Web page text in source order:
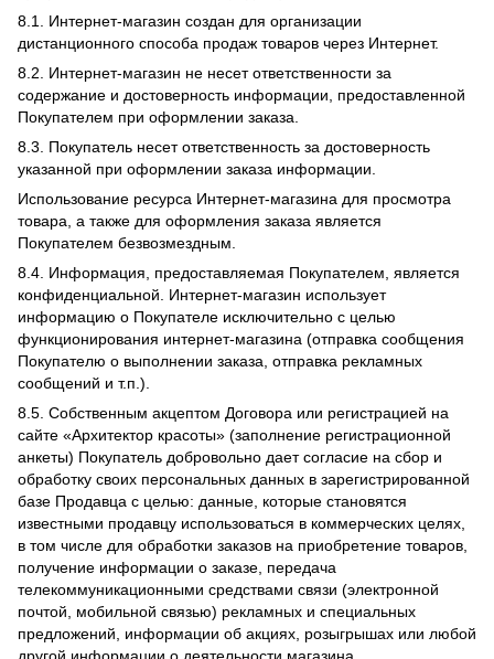
8.1. Интернет-магазин создан для организации
дистанционного способа продаж товаров через Интернет.
8.2. Интернет-магазин не несет ответственности за
содержание и достоверность информации, предоставленной
Покупателем при оформлении заказа.
8.3. Покупатель несет ответственность за достоверность
указанной при оформлении заказа информации.
Использование ресурса Интернет-магазина для просмотра
товара, а также для оформления заказа является
Покупателем безвозмездным.
8.4. Информация, предоставляемая Покупателем, является
конфиденциальной. Интернет-магазин использует
информацию о Покупателе исключительно с целью
функционирования интернет-магазина (отправка сообщения
Покупателю о выполнении заказа, отправка рекламных
сообщений и т.п.).
8.5. Собственным акцептом Договора или регистрацией на
сайте «Архитектор красоты» (заполнение регистрационной
анкеты) Покупатель добровольно дает согласие на сбор и
обработку своих персональных данных в зарегистрированной
базе Продавца с целью: данные, которые становятся
известными продавцу использоваться в коммерческих целях,
в том числе для обработки заказов на приобретение товаров,
получение информации о заказе, передача
телекоммуникационными средствами связи (электронной
почтой, мобильной связью) рекламных и специальных
предложений, информации об акциях, розыгрышах или любой